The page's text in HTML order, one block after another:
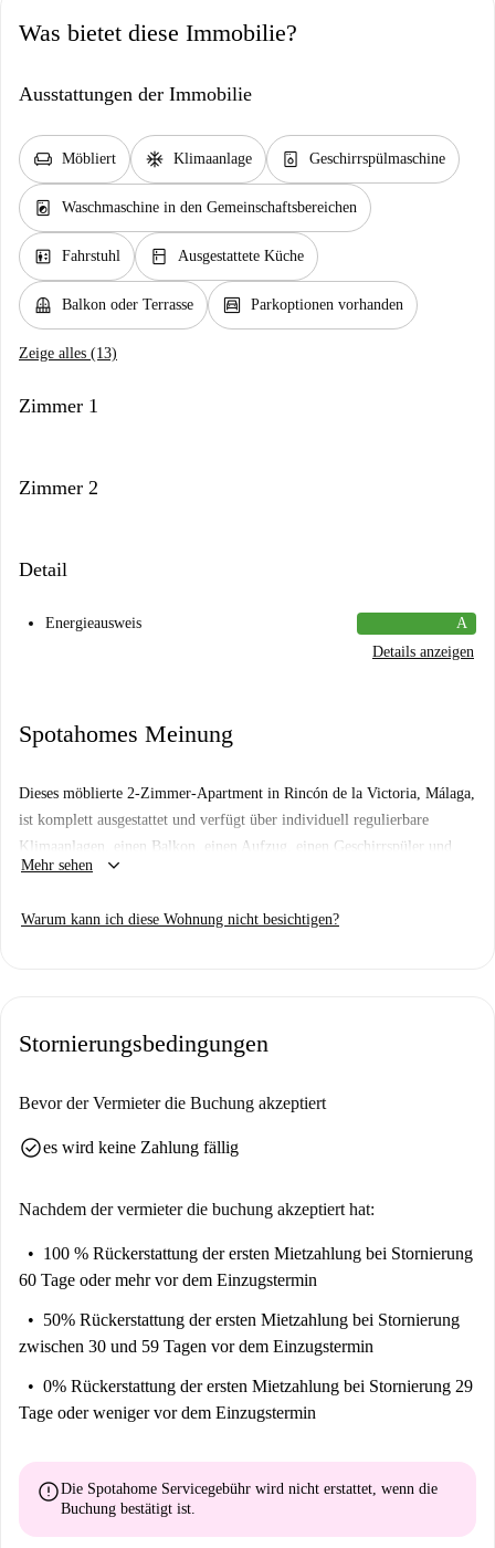
Was bietet diese Immobilie?
Ausstattungen der Immobilie
chair Möbliert ac_unit Klimaanlage dishwasher_gen Geschirrspülmaschine
local_laundry_service Waschmaschine in den Gemeinschaftsbereichen
elevator Fahrstuhl kitchen Ausgestattete Küche
balcony Balkon oder Terrasse garage Parkoptionen vorhanden
Zeige alles (13)
Zimmer 1
Zimmer 2
Detail
Energieausweis
A
Details anzeigen
Spotahomes Meinung
Dieses möblierte 2-Zimmer-Apartment in Rincón de la Victoria, Málaga,
ist komplett ausgestattet und verfügt über individuell regulierbare
Klimaanlagen, einen Balkon, einen Aufzug, einen Geschirrspüler und
eine Waschmaschine zur Mitbenutzung. Die Wohnung bietet
Wasser, Gas und WLAN sind inklusive.
und El Molino. Weitere Sehenswürdigkeiten sind die Eisdiele Heladería
Abwechslung und Unterhaltung sorgen und bequem zu Fuß erreichbar
Mehr sehen keyboard_arrow_down
Warum kann ich diese Wohnung nicht besichtigen?
Stornierungsbedingungen
Bevor der Vermieter die Buchung akzeptiert
check_circlees wird keine Zahlung fällig
Nachdem der vermieter die buchung akzeptiert hat:
100 % Rückerstattung der ersten Mietzahlung bei Stornierung
60 Tage oder mehr vor dem Einzugstermin
50% Rückerstattung der ersten Mietzahlung bei Stornierung
zwischen 30 und 59 Tagen vor dem Einzugstermin
0% Rückerstattung der ersten Mietzahlung bei Stornierung 29
Tage oder weniger vor dem Einzugstermin
errorDie Spotahome Servicegebühr wird nicht erstattet, wenn die
Buchung bestätigt ist.